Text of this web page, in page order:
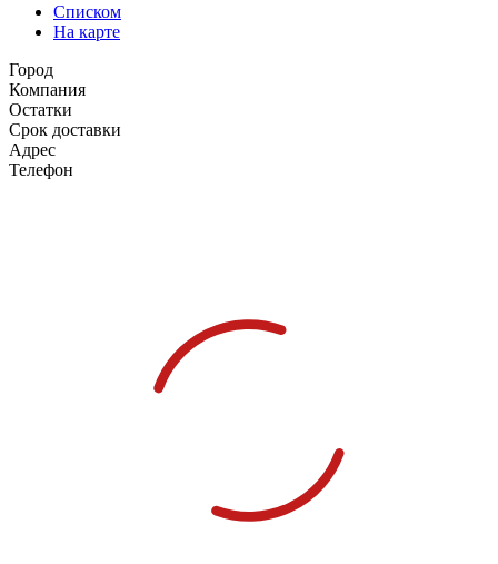
Списком
На карте
Город
Компания
Остатки
Срок доставки
Адрес
Телефон